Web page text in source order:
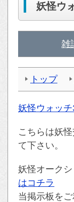
妖怪ウ
雑
トップ
妖怪ウォッ
こちらは妖
て下さい。
妖怪オーク
はコチラ
当掲示板を